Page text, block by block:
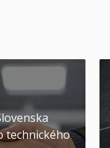
technického